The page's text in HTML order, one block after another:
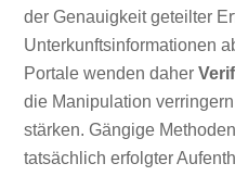
der Genauigkeit geteilter
Unterkunftsinformationen
Portale wenden daher
die Manipulation
stärken. Gängige
tatsächlich erfolgter